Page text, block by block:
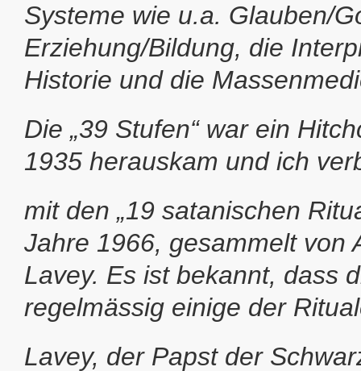
Systeme wie u.a. Glauben/
Erziehung/Bildung, die
Historie und die
Die „39 Stufen“ war ein
1935 herauskam und ich
mit den „19 satanischen
Jahre 1966, gesammelt von
Lavey. Es ist bekannt, dass
regelmässig einige der
Lavey, der Papst der